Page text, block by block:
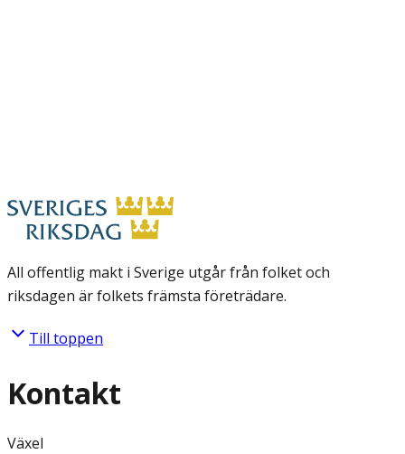
All offentlig makt i Sverige utgår från folket och
riksdagen är folkets främsta företrädare.
Till toppen
Kontakt
Växel